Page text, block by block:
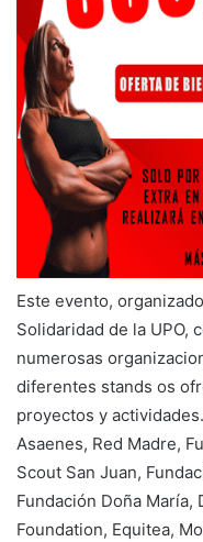
Este evento,
Solidaridad de la UPO,
numerosas
diferentes stands os
proyectos y
Asaenes, Red Madre,
Scout San Juan,
Fundación Doña María,
Foundation, Equitea,